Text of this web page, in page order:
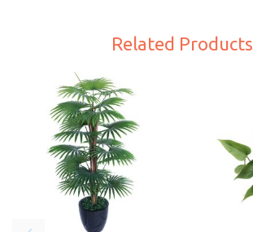
Related Products